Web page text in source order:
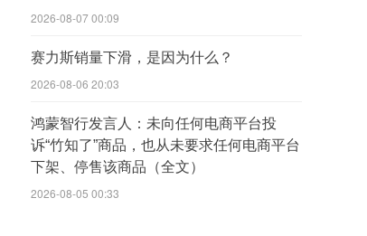
2026-08-07 00:09
赛力斯销量下滑，是因为什么？
2026-08-06 20:03
鸿蒙智行发言人：未向任何电商平台投
诉“竹知了”商品，也从未要求任何电商平台
下架、停售该商品（全文）
2026-08-05 00:33